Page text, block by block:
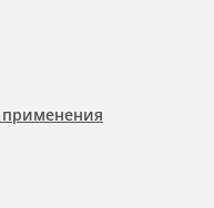
применения